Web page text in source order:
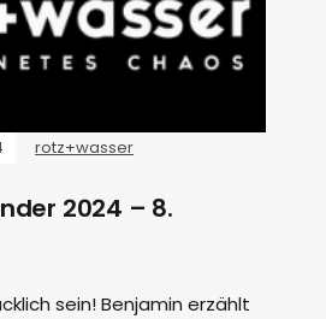
rotz+wasser
2024 – 8.
sein! Benjamin erzählt